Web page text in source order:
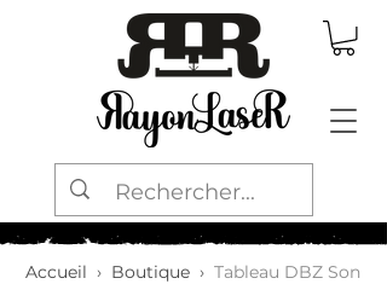
Accueil › Boutique › Tableau DBZ Son